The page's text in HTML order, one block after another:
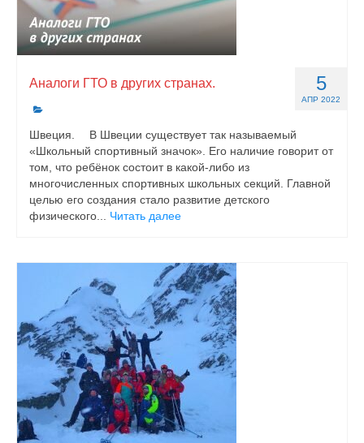
5
АПР 2022
Аналоги ГТО в других странах.
Швеция. ⠀ В Швеции существует так называемый
«Школьный спортивный значок». Его наличие говорит от
том, что ребёнок состоит в какой-либо из
многочисленных спортивных школьных секций. Главной
целью его создания стало развитие детского
физического... Читать далее